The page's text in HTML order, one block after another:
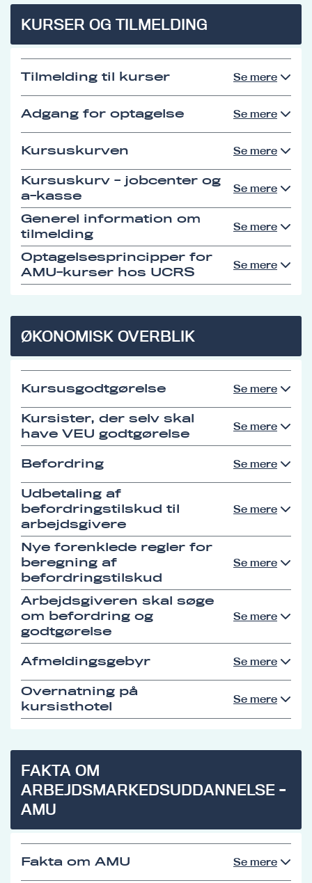
KURSER OG TILMELDING
Tilmelding til kurser Se mere
Adgang for optagelse Se mere
Kursuskurven Se mere
Kursuskurv - jobcenter og
a-kasse
Se mere
Generel information om
tilmelding
Se mere
Optagelsesprincipper for
AMU-kurser hos UCRS
Se mere
ØKONOMISK OVERBLIK
Kursusgodtgørelse Se mere
Kursister, der selv skal
have VEU godtgørelse
Se mere
Befordring Se mere
Udbetaling af
befordringstilskud til
arbejdsgivere
Se mere
Nye forenklede regler for
beregning af
befordringstilskud
Se mere
Arbejdsgiveren skal søge
om befordring og
godtgørelse
Se mere
Afmeldingsgebyr Se mere
Overnatning på
kursisthotel
Se mere
FAKTA OM
ARBEJDSMARKEDSUDDANNELSE -
AMU
Fakta om AMU Se mere